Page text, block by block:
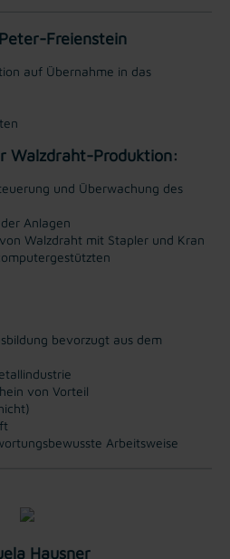
Freienstein
auf Übernahme in das
Walzdraht-Produktion:
und Überwachung des
Anlagen
Walzdraht mit Stapler und Kran
bevorzugt aus dem
von Vorteil
Arbeitsweise
Hausner